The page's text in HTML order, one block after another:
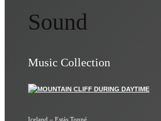
Sound
Music Collection
Iceland – Estás Tonné